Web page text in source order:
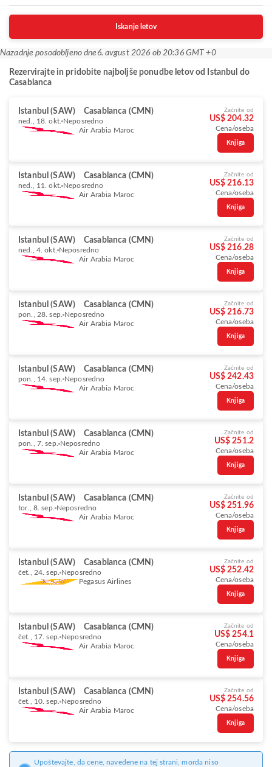
Iskanje letov
Nazadnje posodobljeno dne 6. avgust 2026 ob 20:36 GMT +0
Rezervirajte in pridobite najboljše ponudbe letov od Istanbul do
Casablanca
Istanbul (SAW) Casablanca (CMN)
ned., 18. okt. Neposredno
Air Arabia Maroc
Začnite od
US$ 204.32
Cena/oseba
Knjiga
Istanbul (SAW) Casablanca (CMN)
ned., 11. okt. Neposredno
Air Arabia Maroc
Začnite od
US$ 216.13
Cena/oseba
Knjiga
Istanbul (SAW) Casablanca (CMN)
ned., 4. okt. Neposredno
Air Arabia Maroc
Začnite od
US$ 216.28
Cena/oseba
Knjiga
Istanbul (SAW) Casablanca (CMN)
pon., 28. sep. Neposredno
Air Arabia Maroc
Začnite od
US$ 216.73
Cena/oseba
Knjiga
Istanbul (SAW) Casablanca (CMN)
pon., 14. sep. Neposredno
Air Arabia Maroc
Začnite od
US$ 242.43
Cena/oseba
Knjiga
Istanbul (SAW) Casablanca (CMN)
pon., 7. sep. Neposredno
Air Arabia Maroc
Začnite od
US$ 251.2
Cena/oseba
Knjiga
Istanbul (SAW) Casablanca (CMN)
tor., 8. sep. Neposredno
Air Arabia Maroc
Začnite od
US$ 251.96
Cena/oseba
Knjiga
Istanbul (SAW) Casablanca (CMN)
čet., 24. sep. Neposredno
Pegasus Airlines
Začnite od
US$ 252.42
Cena/oseba
Knjiga
Istanbul (SAW) Casablanca (CMN)
čet., 17. sep. Neposredno
Air Arabia Maroc
Začnite od
US$ 254.1
Cena/oseba
Knjiga
Istanbul (SAW) Casablanca (CMN)
čet., 10. sep. Neposredno
Air Arabia Maroc
Začnite od
US$ 254.56
Cena/oseba
Knjiga
Upoštevajte, da cene, navedene na tej strani, morda niso